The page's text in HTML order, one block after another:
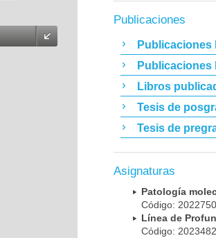
Publicaciones
Publicaciones
Publicaciones
Libros
Tesis de
Tesis de
Asignaturas
Patología
Código:
Línea de
Código: